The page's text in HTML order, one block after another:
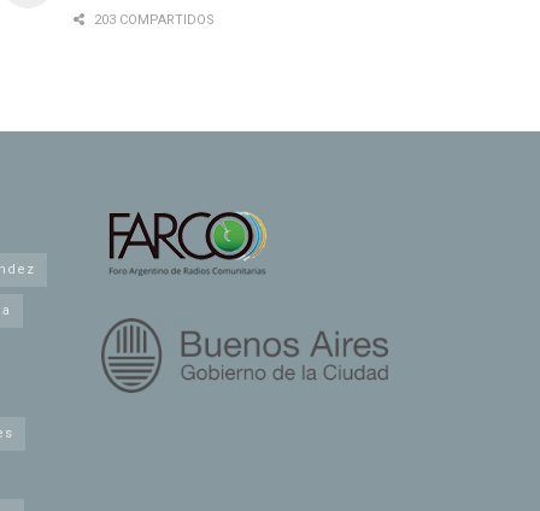
203 COMPARTIDOS